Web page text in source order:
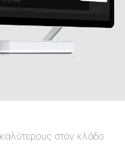
στον κλάδο